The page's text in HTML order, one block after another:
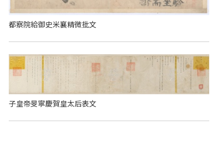
都察院給御史米襄精微批文
子皇帝旻寧慶賀皇太后表文